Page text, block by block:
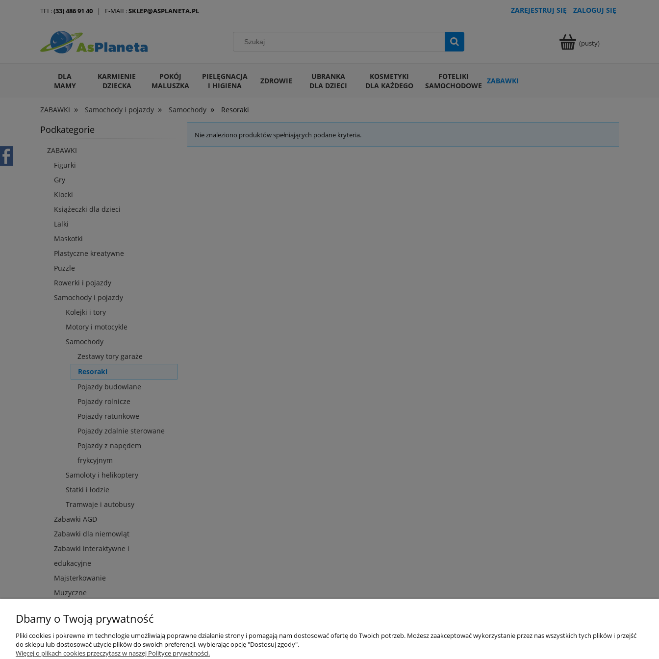
ZAREJESTRUJ SIĘ ZALOGUJ SIĘ
(pusty)
DLA
MAMY
KARMIENIE
DZIECKA
POKÓJ
MALUSZKA
PIELĘGNACJA
I HIGIENA
ZDROWIE
UBRANKA
DLA DZIECI
KOSMETYKI
DLA KAŻDEGO
FOTELIKI
SAMOCHODOWE ZABAWKI
ARTYKUŁY DLA ZWIERZĄT
ZABAWKI » Samochody i pojazdy » Samochody » Resoraki
TEL:(33) 486 91 40 | E-MAIL:SKLEP@ASPLANETA.PL
Podkategorie
ZABAWKI
Figurki
Gry
Klocki
Książeczki dla dzieci
Lalki
Maskotki
Plastyczne kreatywne
Puzzle
Rowerki i pojazdy
Samochody i pojazdy
Kolejki i tory
Motory i motocykle
Samochody
Zestawy tory garaże
Resoraki
Pojazdy budowlane
Pojazdy rolnicze
Pojazdy ratunkowe
Pojazdy zdalnie sterowane
Pojazdy z napędem
frykcyjnym
Samoloty i helikoptery
Statki i łodzie
Tramwaje i autobusy
Zabawki AGD
Zabawki dla niemowląt
Zabawki interaktywne i
edukacyjne
Majsterkowanie
Muzyczne
Nie znaleziono produktów spełniających podane kryteria.
Przydatne linki
Nowości
Warunki zakupów
Regulaminy
Moje konto Informacje o sklepie
Dbamy o Twoją prywatność
Pliki cookies i pokrewne im technologie umożliwiają poprawne działanie strony i pomagają nam dostosować ofertę do Twoich potrzeb. Możesz zaakceptować wykorzystanie przez nas wszystkich tych plików i przejść
do sklepu lub dostosować użycie plików do swoich preferencji, wybierając opcję "Dostosuj zgody".
Więcej o plikach cookies przeczytasz w naszej Polityce prywatności.